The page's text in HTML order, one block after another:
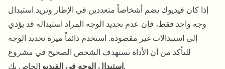
إذا كان فيديوك يضم أشخاصاً متعددين في الإطار وتريد استبدال
وجه واحد فقط، فإن عدم تحديد الوجه المراد استبداله قد يؤدي
إلى استبدالات غير مقصودة. استخدم دائماً ميزة تحديد الوجه
للتأكد من أن الأداة تستهدف الشخص الصحيح في مشروع
استبدال الوجه في الفيديوالخاص بك.